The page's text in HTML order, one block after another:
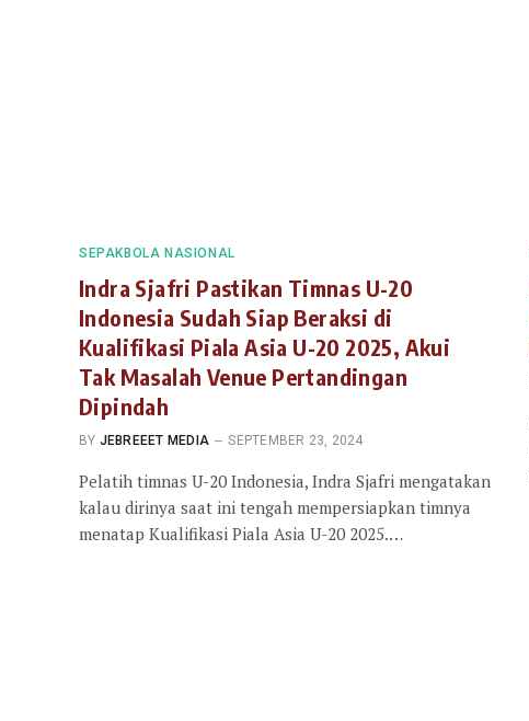
SEPAKBOLA NASIONAL
Indra Sjafri Pastikan Timnas U-20
Indonesia Sudah Siap Beraksi di
Kualifikasi Piala Asia U-20 2025, Akui
Tak Masalah Venue Pertandingan
Dipindah
BY JEBREEET MEDIA SEPTEMBER 23, 2024
Pelatih timnas U-20 Indonesia, Indra Sjafri mengatakan
kalau dirinya saat ini tengah mempersiapkan timnya
menatap Kualifikasi Piala Asia U-20 2025.…